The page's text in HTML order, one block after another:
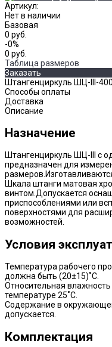
Артикул:
Нет в наличии
Базовая
0 руб.
-0%
0 руб.
Таблица размеров
Заказать
Штангенциркуль ШЦ-III-
Способы оплаты
Доставка
Описание
Назначение
Штангенциркуль ШЦ-III с
предназначен для
Шкала штанги матовая
винтом.Допускается
приспособлениями или
поверхностями для
возможностей.
Условия
Температура рабочего
должна быть (20±15)˚С.
Относительная
температуре 25˚С.
Содержание в
допускается.
Комплектация